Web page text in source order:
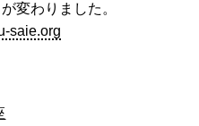
変わりました。
saie.org